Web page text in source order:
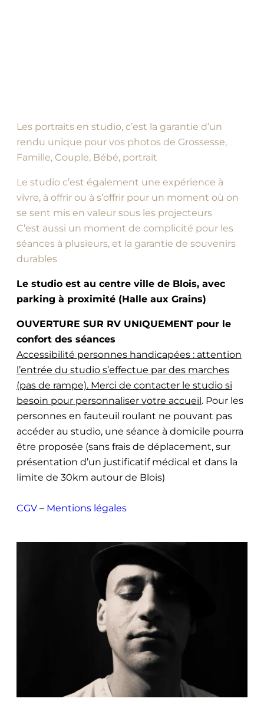
Les portraits en studio, c’est la garantie d’un
rendu unique pour vos photos de Grossesse,
Famille, Couple, Bébé, portrait
Le studio c’est également une expérience à
vivre, à offrir ou à s’offrir pour un moment où on
se sent mis en valeur sous les projecteurs
C’est aussi un moment de complicité pour les
séances à plusieurs, et la garantie de souvenirs
durables
Le studio est au centre ville de Blois, avec
parking à proximité (Halle aux Grains)
OUVERTURE SUR RV UNIQUEMENT pour le
confort des séances
Accessibilité personnes handicapées : attention
l’entrée du studio s’effectue par des marches
(pas de rampe). Merci de contacter le studio si
besoin pour personnaliser votre accueil. Pour les
personnes en fauteuil roulant ne pouvant pas
accéder au studio, une séance à domicile pourra
être proposée (sans frais de déplacement, sur
présentation d’un justificatif médical et dans la
limite de 30km autour de Blois)
CGV – Mentions légales